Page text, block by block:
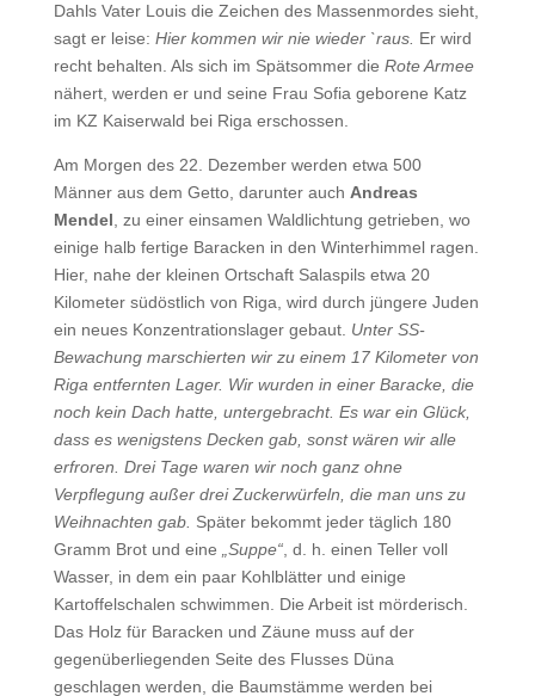
Dahls Vater Louis die Zeichen des Massenmordes sieht,
sagt er leise: Hier kommen wir nie wieder `raus. Er wird
recht behalten. Als sich im Spätsommer die Rote Armee
nähert, werden er und seine Frau Sofia geborene Katz
im KZ Kaiserwald bei Riga erschossen.
Am Morgen des 22. Dezember werden etwa 500
Männer aus dem Getto, darunter auch Andreas
Mendel , zu einer einsamen Waldlichtung getrieben, wo
einige halb fertige Baracken in den Winterhimmel ragen.
Hier, nahe der kleinen Ortschaft Salaspils etwa 20
Kilometer südöstlich von Riga, wird durch jüngere Juden
ein neues Konzentrationslager gebaut. Unter SS-
Bewachung marschierten wir zu einem 17 Kilometer von
Riga entfernten Lager. Wir wurden in einer Baracke, die
noch kein Dach hatte, untergebracht. Es war ein Glück,
dass es wenigstens Decken gab, sonst wären wir alle
erfroren. Drei Tage waren wir noch ganz ohne
Verpflegung außer drei Zuckerwürfeln, die man uns zu
Weihnachten gab. Später bekommt jeder täglich 180
Gramm Brot und eine
„Suppe“, d. h. einen Teller voll
Wasser, in dem ein paar Kohlblätter und einige
Kartoffelschalen schwimmen. Die Arbeit ist mörderisch.
Das Holz für Baracken und Zäune muss auf der
gegenüberliegenden Seite des Flusses Düna
geschlagen werden, die Baumstämme werden bei